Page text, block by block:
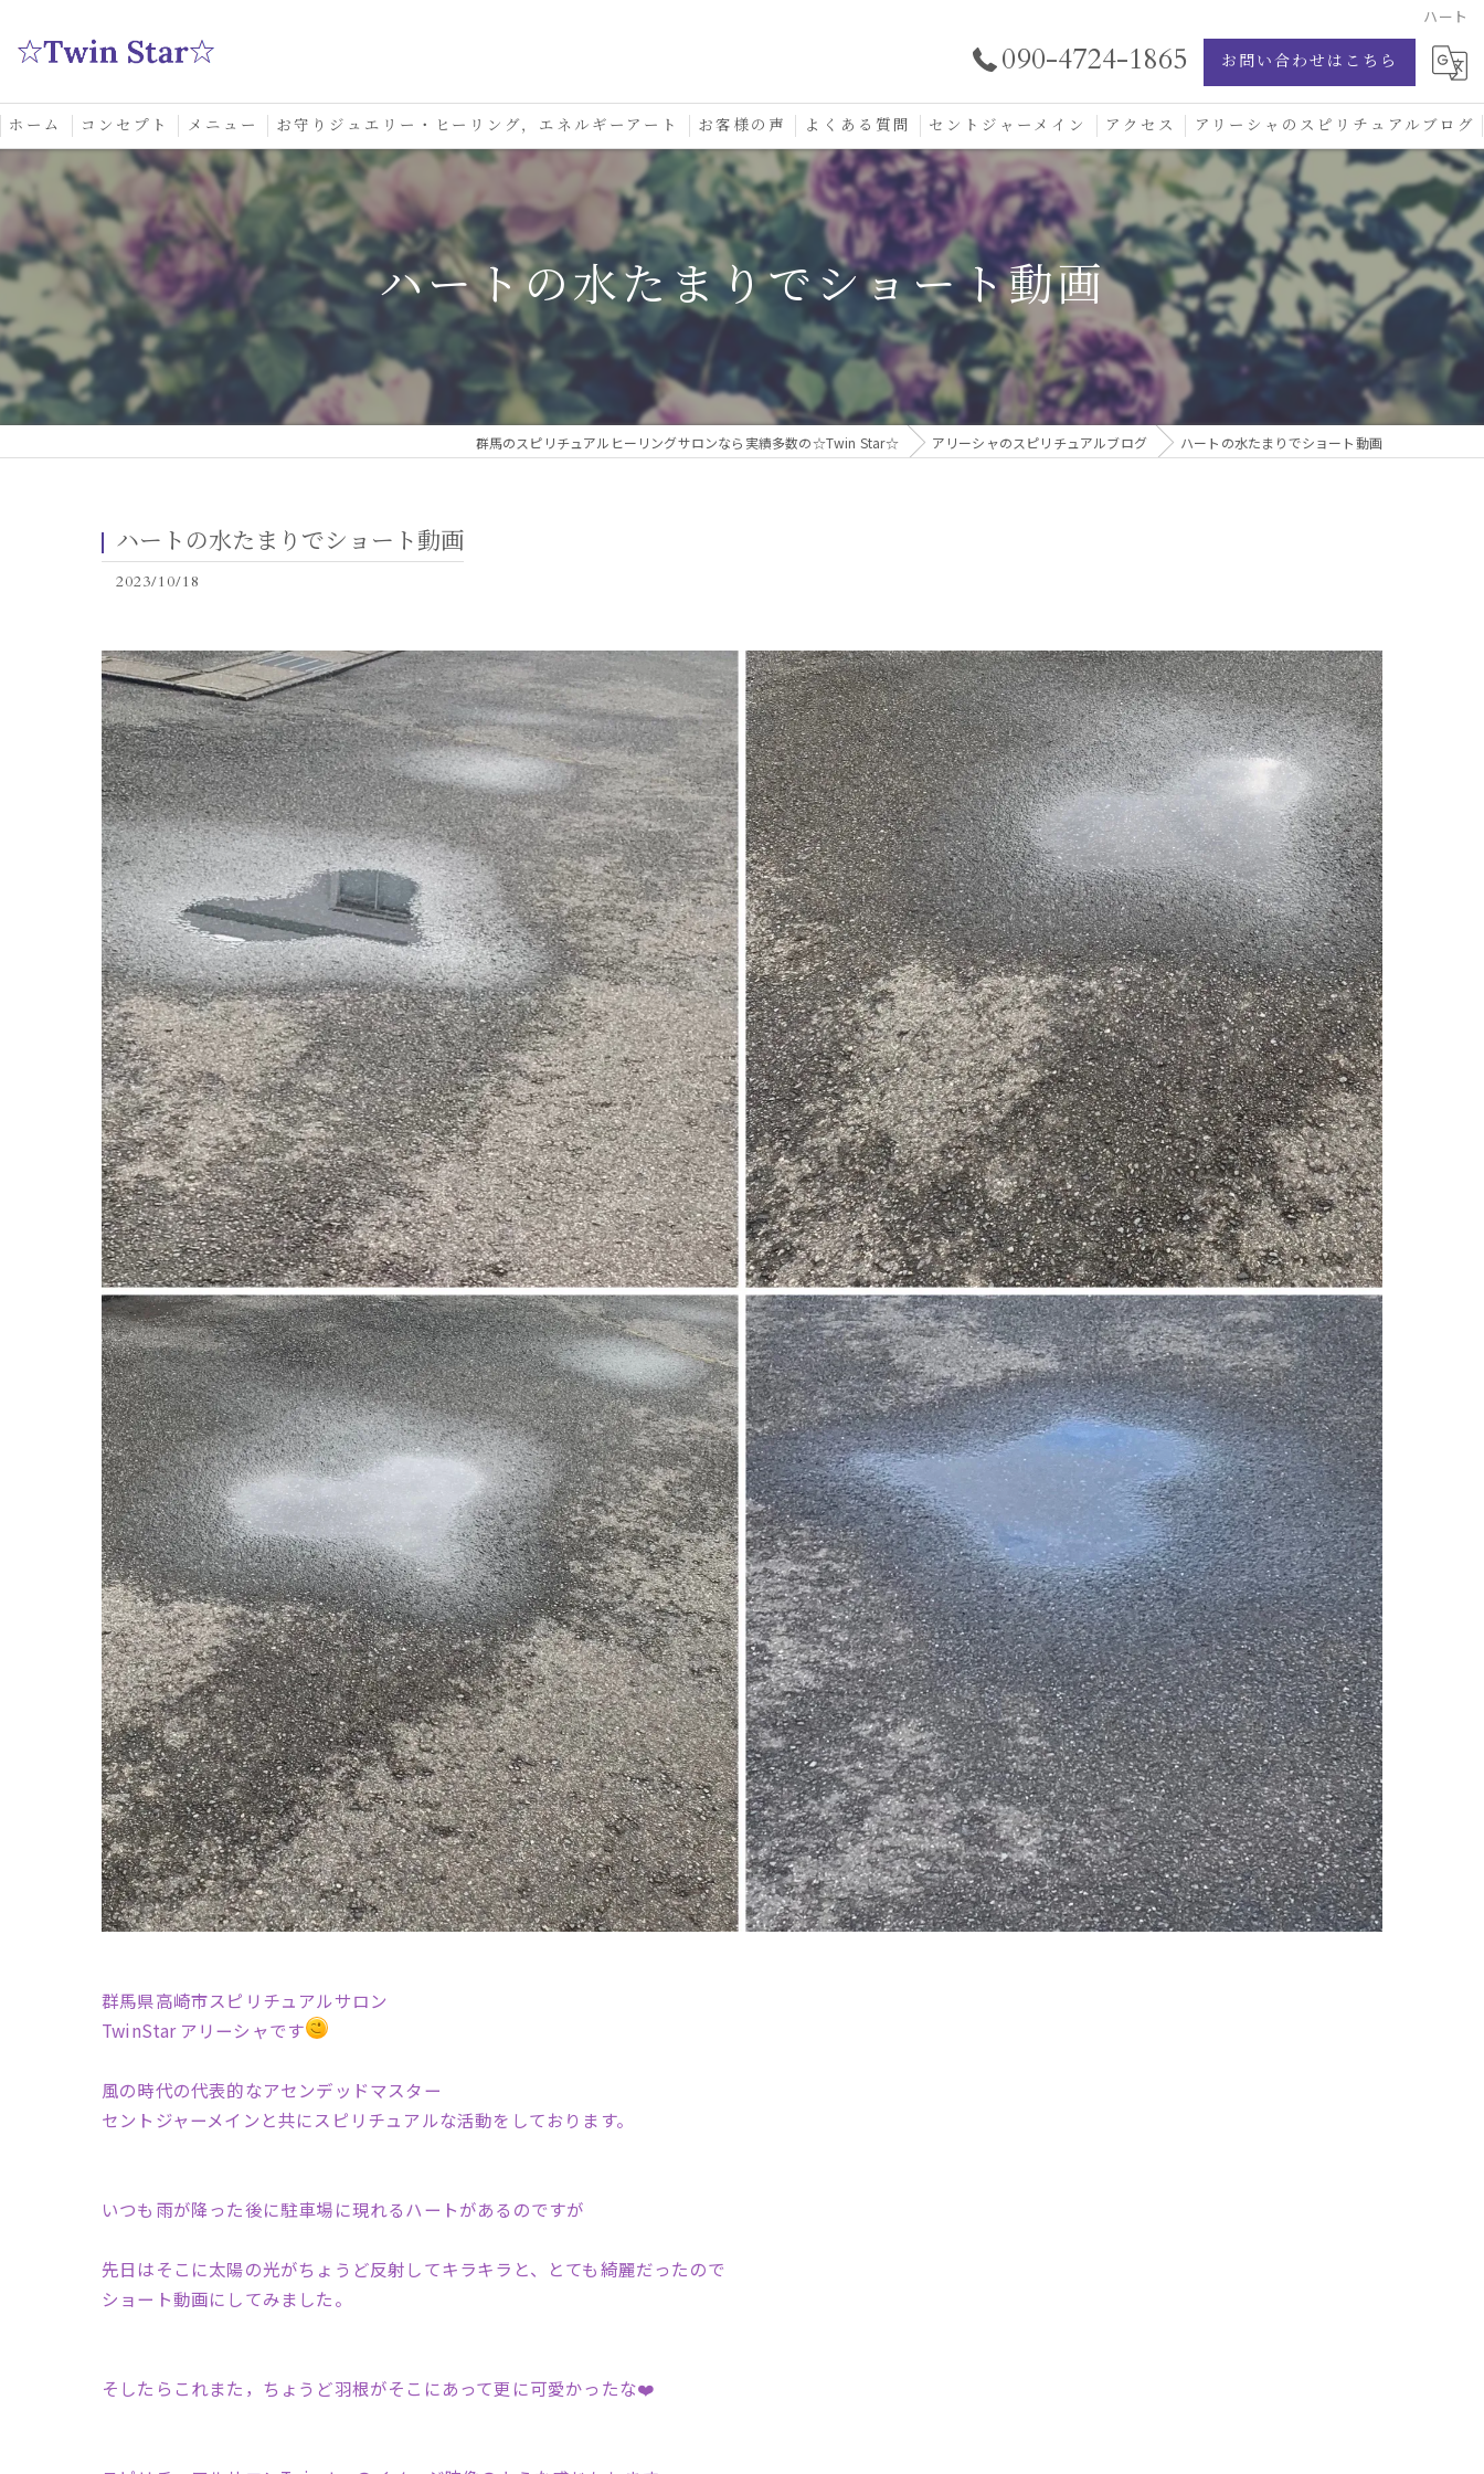
ハート
090-4724-1865 お問い合わせはこちら
ホーム コンセプト メニュー
スクール
お守りジュエリー・ヒーリング，エネルギーアート お客様の声
口コミ
よくある質問 セントジャーメイン
セントジャーメイン愛の学校
セントジャーメインブレッシングカード
お守りジュエリー
アクセス アリーシャのスピリチュアルブログ
ハートの水たまりでショート動画
群馬のスピリチュアルヒーリングサロンなら実績多数の☆Twin Star☆ アリーシャのスピリチュアルブログ ハートの水たまりでショート動画
ハートの水たまりでショート動画
2023/10/18
群馬県高崎市スピリチュアルサロン
TwinStar アリーシャです
風の時代の代表的なアセンデッドマスター
セントジャーメインと共にスピリチュアルな活動をしております。
いつも雨が降った後に駐車場に現れるハートがあるのですが
先日はそこに太陽の光がちょうど反射してキラキラと、とても綺麗だったので
ショート動画にしてみました。
そしたらこれまた，ちょうど羽根がそこにあって更に可愛かったな❤️